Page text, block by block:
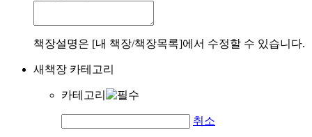
책장설명은 [내 책장/책장목록]에서 수정할 수 있습니다.
새책장 카테고리
카테고리
취소